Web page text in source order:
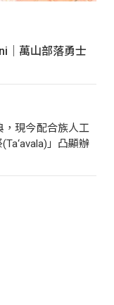
｜萬山部落勇士
，現今配合族人工
」凸顯辦